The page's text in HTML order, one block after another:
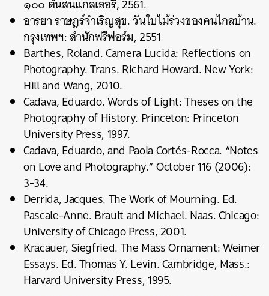
๑๐๐ ต้นสนแกลเลอรี่, 2561.
อารยา ราษฎร์จำเริญสุข. วันใบไม้ร่วงของคนไกลบ้าน.
กรุงเทพฯ: สำนักฟรีฟอร์ม, 2551
Barthes, Roland. Camera Lucida: Reflections on
Photography. Trans. Richard Howard. New York:
Hill and Wang, 2010.
Cadava, Eduardo. Words of Light: Theses on the
Photography of History. Princeton: Princeton
University Press, 1997.
Cadava, Eduardo, and Paola Cortés-Rocca. “Notes
on Love and Photography.” October 116 (2006):
3-34.
Derrida, Jacques. The Work of Mourning. Ed.
Pascale-Anne. Brault and Michael. Naas. Chicago:
University of Chicago Press, 2001.
Kracauer, Siegfried. The Mass Ornament: Weimer
Essays. Ed. Thomas Y. Levin. Cambridge, Mass.:
Harvard University Press, 1995.